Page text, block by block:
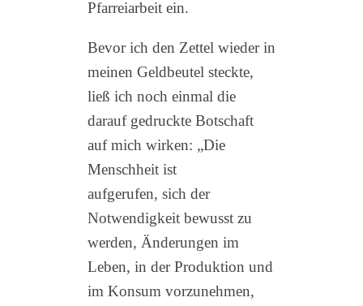
Pfarreiarbeit ein.
Bevor ich den Zettel wieder in
meinen Geldbeutel steckte,
ließ ich noch einmal die
darauf gedruckte Botschaft
auf mich wirken: „Die
Menschheit ist
aufgerufen, sich der
Notwendigkeit bewusst zu
werden, Änderungen im
Leben, in der Produktion und
im Konsum vorzunehmen,